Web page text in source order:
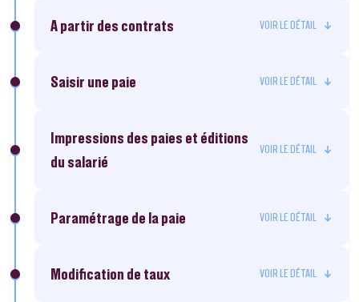
A partir des contrats
Saisir une paie
Impressions des paies et éditions
du salarié
Paramétrage de la paie
Modification de taux